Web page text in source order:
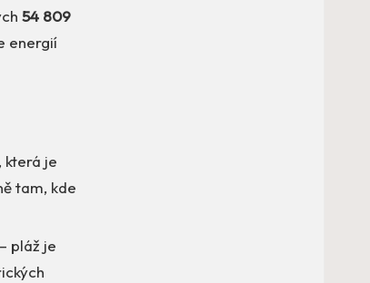
54 809
energií
která je
tam, kde
pláž je